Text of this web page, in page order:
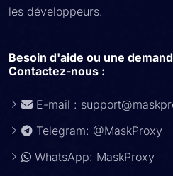
les développeurs.
Besoin d'aide ou une
Contactez-nous :
E-mail :
Telegram: @MaskProxy
WhatsApp: MaskProxy